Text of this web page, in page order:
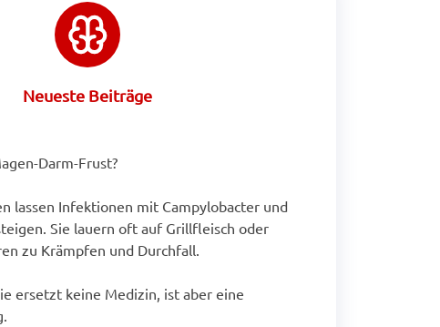
Neueste Beiträge
Darm-Frust?
lassen Infektionen mit Campylobacter und
Sie lauern oft auf Grillfleisch oder
zu Krämpfen und Durchfall.
ersetzt keine Medizin, ist aber eine